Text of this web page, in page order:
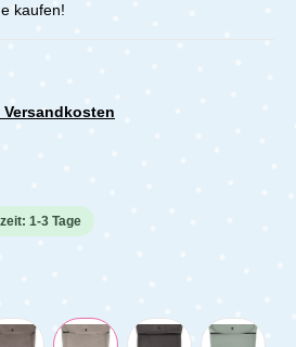
kaufen!
Versandkosten
von 0 von 5 Sternen
1-3 Tage